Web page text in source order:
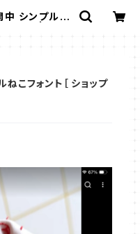
中 シンプルね
こフォント［ ショップ